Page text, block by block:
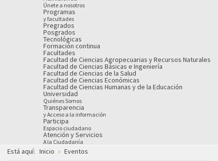
Únete a nosotros
Programas
y facultades
Pregrados
Posgrados
Tecnológicas
Formación continua
Facultades
Facultad de Ciencias Agropecuarias y Recursos Naturales
Facultad de Ciencias Básicas e Ingeniería
Facultad de Ciencias de la Salud
Facultad de Ciencias Económicas
Facultad de Ciencias Humanas y de la Educación
Universidad
Quiénes Somos
Transparencia
y Acceso a la información
Participa
Espacio ciudadano
Atención y Servicios
A la Ciudadanía
Está aquí: Inicio Eventos